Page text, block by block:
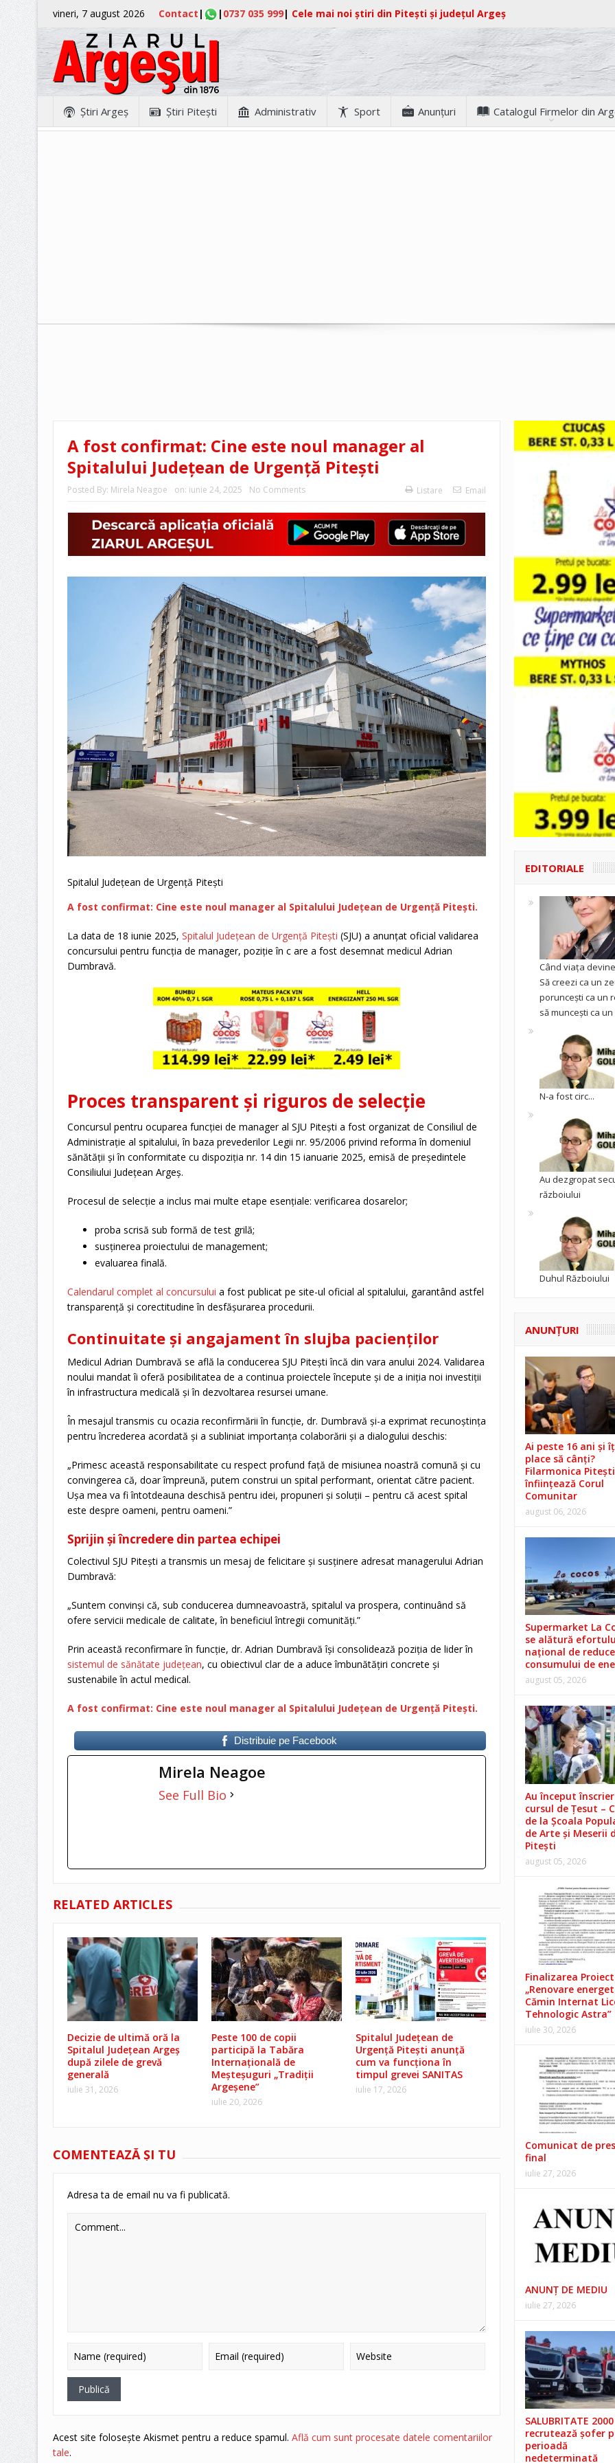
vineri, 7 august 2026 Contact | | 0737 035 999| Cele mai noi știri din Pitești și județul Argeș
Ştiri Argeş Ştiri Piteşti Administrativ Sport Anunţuri Catalogul Firmelor din
A fost confirmat: Cine este noul manager al
Spitalului Județean de Urgență Pitești
Posted By: Mirela Neagoe on: iunie 24, 2025 No Comments Listare Email
Spitalul Județean de Urgență Pitești
A fost confirmat: Cine este noul manager al Spitalului Județean de Urgență Pitești.
La data de 18 iunie 2025, Spitalul Județean de Urgență Pitești (SJU) a anunțat oficial validarea
concursului pentru funcția de manager, poziție în c are a fost desemnat medicul Adrian
Dumbravă.
Proces transparent și riguros de selecție
Concursul pentru ocuparea funcției de manager al SJU Pitești a fost organizat de Consiliul de
Administrație al spitalului, în baza prevederilor Legii nr. 95/2006 privind reforma în domeniul
sănătății și în conformitate cu dispoziția nr. 14 din 15 ianuarie 2025, emisă de președintele
Consiliului Județean Argeș.
Procesul de selecție a inclus mai multe etape esențiale: verificarea dosarelor;
proba scrisă sub formă de test grilă;
susținerea proiectului de management;
evaluarea finală.
Calendarul complet al concursului a fost publicat pe site-ul oficial al spitalului, garantând astfel
transparență și corectitudine în desfășurarea procedurii.
Continuitate și angajament în slujba pacienților
Medicul Adrian Dumbravă se află la conducerea SJU Pitești încă din vara anului 2024. Validarea
noului mandat îi oferă posibilitatea de a continua proiectele începute și de a iniția noi investiții
în infrastructura medicală și în dezvoltarea resursei umane.
În mesajul transmis cu ocazia reconfirmării în funcție, dr. Dumbravă și-a exprimat recunoștința
pentru încrederea acordată și a subliniat importanța colaborării și a dialogului deschis:
„Primesc această responsabilitate cu respect profund față de misiunea noastră comună și cu
convingerea că, doar împreună, putem construi un spital performant, orientat către pacient.
Ușa mea va fi întotdeauna deschisă pentru idei, propuneri și soluții – pentru că acest spital
este despre oameni, pentru oameni.”
Sprijin și încredere din partea echipei
Colectivul SJU Pitești a transmis un mesaj de felicitare și susținere adresat managerului Adrian
Dumbravă:
„Suntem convinși că, sub conducerea dumneavoastră, spitalul va prospera, continuând să
ofere servicii medicale de calitate, în beneficiul întregii comunități.”
Prin această reconfirmare în funcție, dr. Adrian Dumbravă își consolidează poziția de lider în
sistemul de sănătate județean, cu obiectivul clar de a aduce îmbunătățiri concrete și
sustenabile în actul medical.
A fost confirmat: Cine este noul manager al Spitalului Județean de Urgență Pitești.
Distribuie pe Facebook
Mirela Neagoe
See Full Bio
RELATED ARTICLES
Decizie de ultimă oră la
Spitalul Județean Argeș
după zilele de grevă
generală
iulie 31, 2026
Peste 100 de copii
participă la Tabăra
Internațională de
Meșteșuguri „Tradiții
Argeșene”
iulie 20, 2026
Spitalul Județean de
Urgență Pitești anunță
cum va funcționa în
timpul grevei SANITAS
iulie 17, 2026
COMENTEAZĂ ŞI TU
Adresa ta de email nu va fi publicată.
Acest site folosește Akismet pentru a reduce spamul. Află cum sunt procesate datele comentariilor
tale.
EDITORIALE
Când viața
Să creezi ca un
poruncești ca un
să muncești ca un
N-a fost circ...
Au dezgropat
războiului
Duhul Războiului
ANUNŢURI
Ai peste 16 ani și
place să cânți?
Filarmonica Pitești
înființează Corul
Comunitar
august 06, 2026
Supermarket La
se alătură
național de
consumului de
august 05, 2026
Au început
cursul de Țesut –
de la Școala
de Arte și Meserii
Pitești
august 05, 2026
Finalizarea
„Renovare
Cămin Internat
Tehnologic Astra”
iulie 30, 2026
Comunicat de
final
iulie 27, 2026
ANUNŢ DE MEDIU
iulie 27, 2026
SALUBRITATE
recrutează șofer
perioadă
nedeterminată